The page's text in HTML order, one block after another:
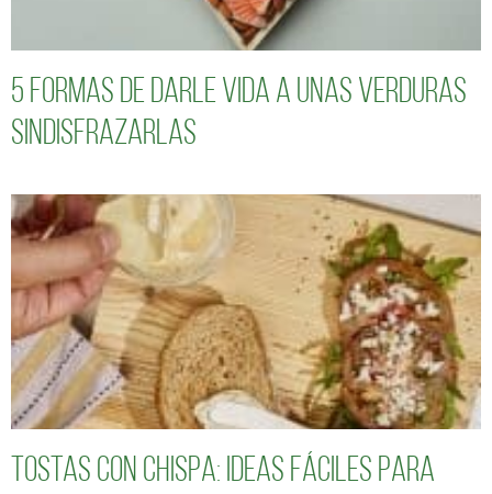
5 formas de darle vida a unas verduras
sindisfrazarlas
Tostas con chispa: ideas fáciles para